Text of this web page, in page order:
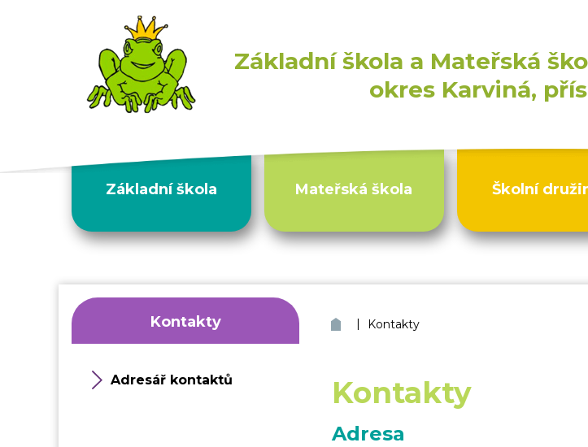
Základní škola a Mateřská
okres Karviná,
Základní škola Mateřská škola Školní
ZŠ a MŠ Bohumín Skřečoň
| Kontakty
Kontakty
Adresa
Kontakty
Adresář kontaktů